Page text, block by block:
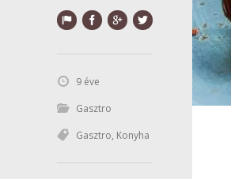
9 éve
Gasztro
Gasztro, Konyha